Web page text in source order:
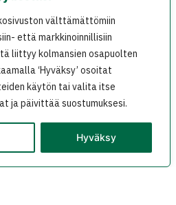
välttämättömiin
että markkinoinnillisiin
liittyy kolmansien osapuolten
‘Hyväksy’ osoitat
käytön tai valita itse
ja päivittää suostumuksesi.
Hyväksy
on luojan
irrottauduttu. Siis:
puolueen johtajaksi, ja
hihhuloinnista –
vierastaneet – niin